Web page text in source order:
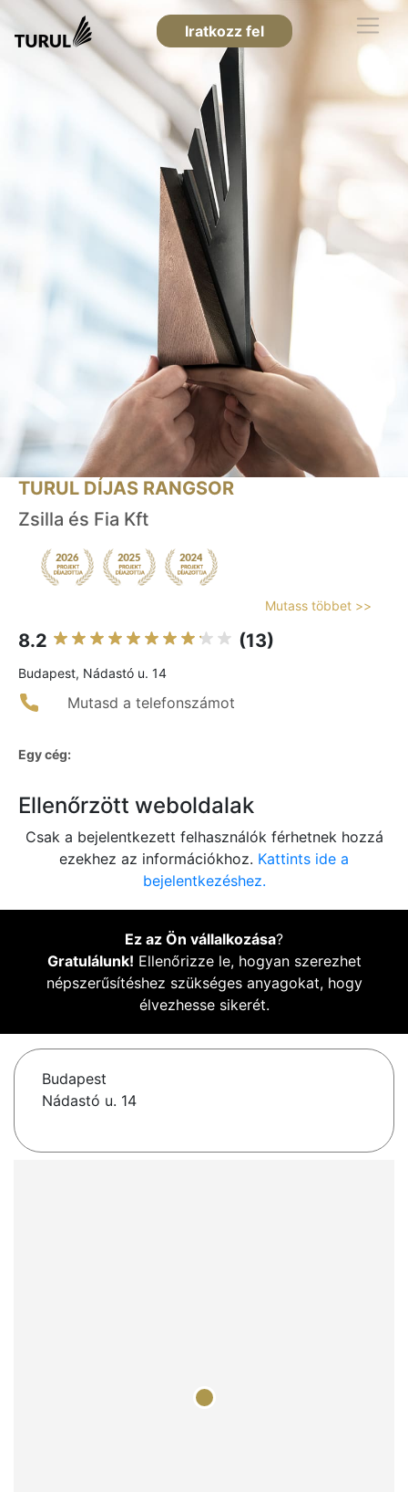
Iratkozz fel
TURUL DÍJAS RANGSOR
Zsilla és Fia Kft
Mutass többet >>
8.2 (13)
Budapest, Nádastó u. 14
Mutasd a telefonszámot
Egy cég:
Ellenőrzött weboldalak
Csak a bejelentkezett felhasználók férhetnek hozzá
ezekhez az információkhoz. Kattints ide a
bejelentkezéshez.
Ez az Ön vállalkozása?
Gratulálunk! Ellenőrizze le, hogyan szerezhet
népszerűsítéshez szükséges anyagokat, hogy
élvezhesse sikerét.
Budapest
Nádastó u. 14